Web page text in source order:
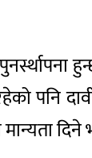
पनि
मान्यता